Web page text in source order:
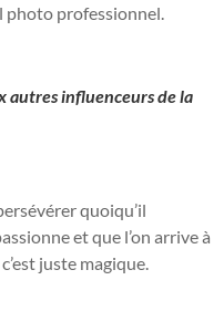
photo professionnel.
autres influenceurs de la
quoiqu’il
et que l’on arrive à
juste magique.